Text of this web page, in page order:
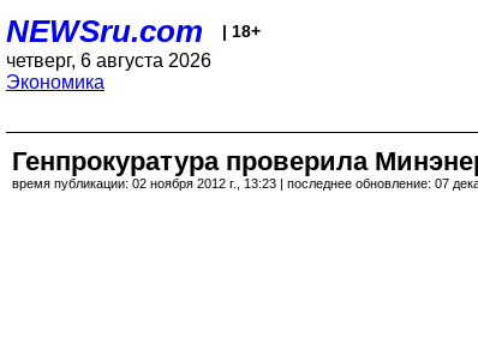
NEWSru.com | 18+
четверг, 6 августа 2026
Экономика
Генпрокуратура проверила
время публикации: 02 ноября 2012 г., 13:23 | последнее обновление: 07